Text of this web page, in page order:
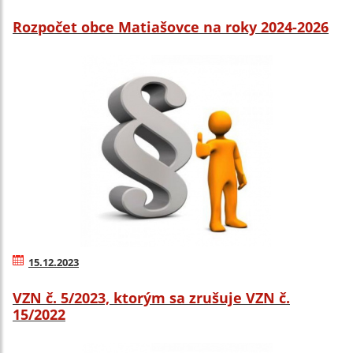
Rozpočet obce Matiašovce na roky 2024-2026
15.12.2023
VZN č. 5/2023, ktorým sa zrušuje VZN č.
15/2022